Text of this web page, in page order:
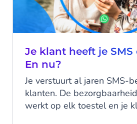
Je klant heeft je
En nu?
Je verstuurt al jaren SMS-
klanten. De
werkt op elk toestel en je